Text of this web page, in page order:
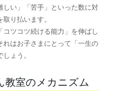
しい」「苦手」といった数に対
り払います。
コツコツ続ける能力」を伸ばし
れはお子さまにとって「一生の
ょう。
教室のメカニズム